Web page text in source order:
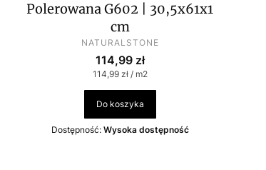
Polerowana G602 | 30,5x61x1
cm
PRODUCENT
NATURALSTONE
Cena
114,99 zł
Cena jednostkowa
114,99 zł / m2
Do koszyka
Dostępność: Wysoka dostępność